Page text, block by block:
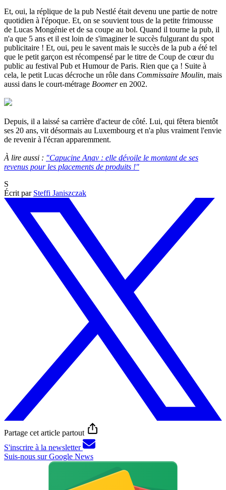
Et, oui, la réplique de la pub Nestlé était devenu une partie de notre
quotidien à l'époque. Et, on se souvient tous de la petite frimousse
de Lucas Mongénie et de sa coupe au bol. Quand il tourne la pub, il
n'a que 5 ans et il est loin de s'imaginer le succès fulgurant du spot
publicitaire ! Et, oui, peu le savent mais le succès de la pub a été tel
que le petit garçon est récompensé par le titre de Coup de cœur du
public au festival Pub et Humour de Paris. Rien que ça ! Suite à
cela, le petit Lucas décroche un rôle dans Commissaire Moulin, mais
aussi dans le court-métrage Boomeren 2002.
Depuis, il a laissé sa carrière d'acteur de côté. Lui, qui fêtera bientôt
ses 20 ans, vit désormais au Luxembourg et n'a plus vraiment l'envie
de revenir à l'écran apparemment.
À lire aussi : "Capucine Anav : elle dévoile le montant de ses
revenus pour les placements de produits !"
S
Écrit par Steffi Janiszczak
Partage cet article partout
S'inscrire à la newsletter
Suis-nous sur Google News